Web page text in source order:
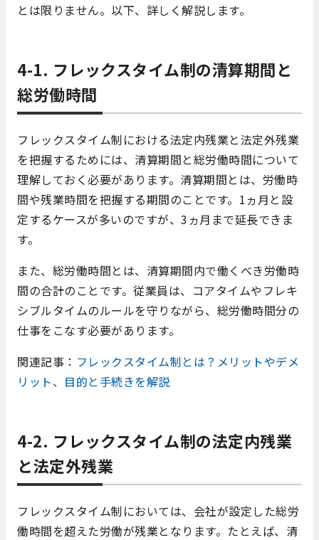
とは限りません。以下、詳しく解説します。
4-1. フレックスタイム制の清算期間と
総労働時間
フレックスタイム制における法定内残業と法定外残業
を把握するためには、清算期間と総労働時間について
理解しておく必要があります。清算期間とは、労働時
間や残業時間を把握する期間のことです。1ヵ月と設
定するケースが多いのですが、3ヵ月まで延長できま
す。
また、総労働時間とは、清算期間内で働くべき労働時
間の合計のことです。従業員は、コアタイムやフレキ
シブルタイムのルールを守りながら、総労働時間分の
仕事をこなす必要があります。
関連記事： フレックスタイム制とは？メリットやデメ
リット、目的と手続きを解説
4-2. フレックスタイム制の法定内残業
と法定外残業
フレックスタイム制においては、会社が設定した総労
働時間を超えた労働が残業となります。たとえば、清